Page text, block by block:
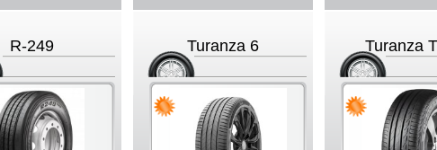
R-249 Turanza 6 Turanza